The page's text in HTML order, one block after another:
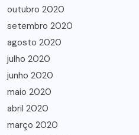
outubro 2020
setembro 2020
agosto 2020
julho 2020
junho 2020
maio 2020
abril 2020
março 2020